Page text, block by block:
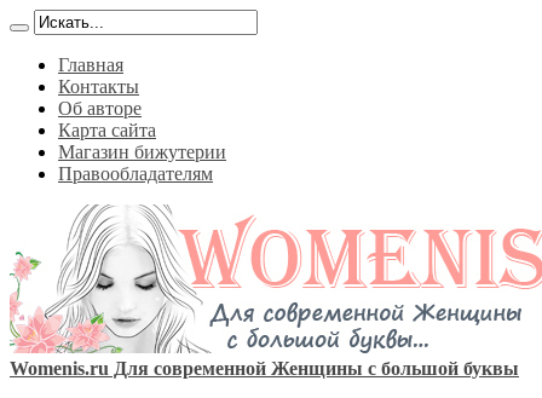
Главная
Контакты
Об авторе
Карта сайта
Магазин бижутерии
Правообладателям
Womenis.ru Для современной Женщины с большой буквы